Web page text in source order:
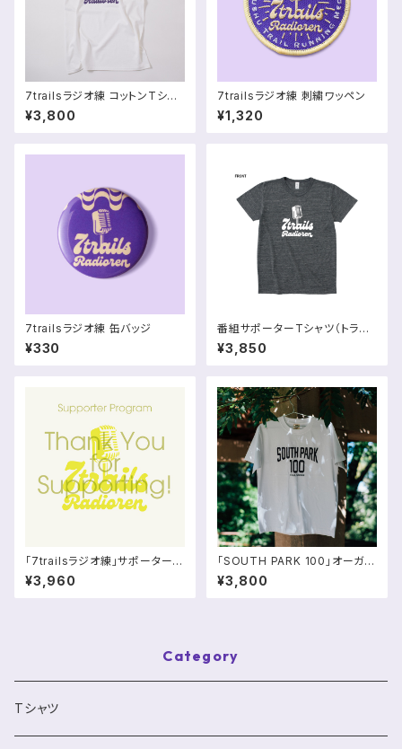
7trailsラジオ練 コットンTシャ
ツ（コットン100%）
¥3,800
7trailsラジオ練 刺繍ワッペン
¥1,320
7trailsラジオ練 缶バッジ
¥330
番組サポーターTシャツ（トライ
ブレンド｜吸水・速乾）
¥3,850
「7trailsラジオ練」サポータープ
ログラム
¥3,960
「SOUTH PARK 100」オーガニ
ックコットンTシャツ
¥3,800
Category
Tシャツ